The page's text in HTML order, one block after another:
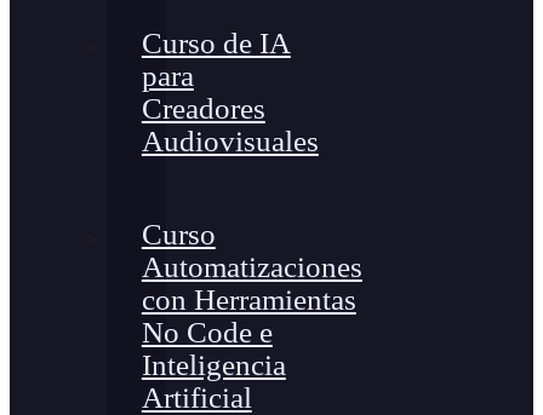
Curso de IA
para
Creadores
Audiovisuales
Curso
Automatizaciones
con Herramientas
No Code e
Inteligencia
Artificial